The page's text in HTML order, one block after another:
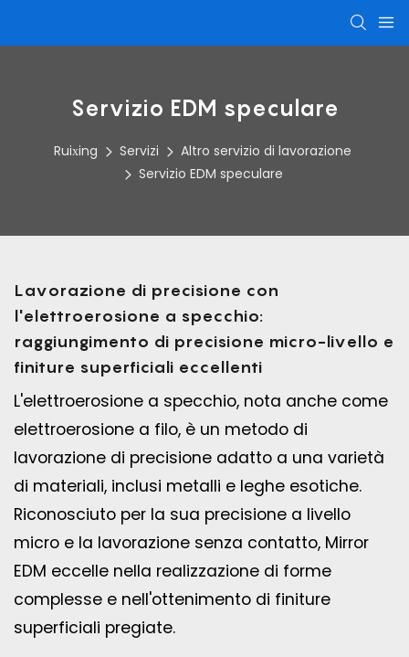
Servizio EDM speculare
Ruixing Servizi
Altro servizio di lavorazione
Servizio EDM speculare
Lavorazione di precisione con
l'elettroerosione a specchio:
raggiungimento di precisione micro-livello e
finiture superficiali eccellenti
L'elettroerosione a specchio, nota anche come
elettroerosione a filo, è un metodo di
lavorazione di precisione adatto a una varietà
di materiali, inclusi metalli e leghe esotiche.
Riconosciuto per la sua precisione a livello
micro e la lavorazione senza contatto, Mirror
EDM eccelle nella realizzazione di forme
complesse e nell'ottenimento di finiture
superficiali pregiate.